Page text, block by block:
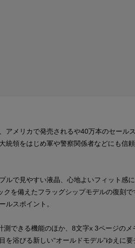
アメリカで発売されるや40万本のセール
領をはじめ軍や警察関係者などにも信
ルで見やすい液晶、心地よいフィット感
を備えたフラッグシップモデルの復刻
ルスポイント。
できる機能のほか、8文字x 3ページの
浴びる新しい“オールドモデル”ゆえに要